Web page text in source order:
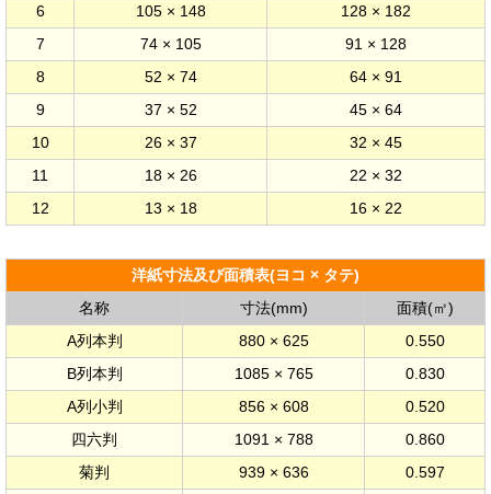
6
105 × 148
128 × 182
7
74 × 105
91 × 128
8
52 × 74
64 × 91
9
37 × 52
45 × 64
10
26 × 37
32 × 45
11
18 × 26
22 × 32
12
13 × 18 16 × 22
洋紙寸法及び面積表(ヨコ × タテ)
名称
寸法(mm)
面積(㎡)
A列本判
880 × 625
0.550
B列本判
1085 × 765
0.830
A列小判
856 × 608
0.520
四六判
1091 × 788
0.860
菊判
939 × 636
0.597